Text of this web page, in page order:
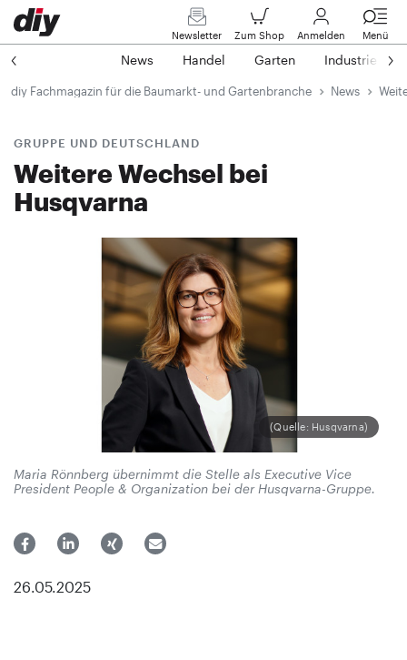
Newsletter Zum Shop Anmelden Menü
News Handel Garten Industrie
diy Fachmagazin für die Baumarkt- und Gartenbranche News
GRUPPE UND DEUTSCHLAND
Weitere Wechsel bei
Husqvarna
(Quelle: Husqvarna)
Maria Rönnberg übernimmt die Stelle als Executive Vice
President People & Organization bei der Husqvarna-Gruppe.
26.05.2025